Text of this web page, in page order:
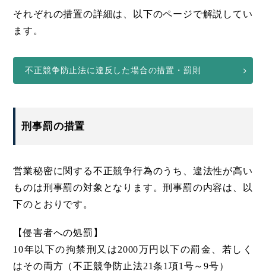
それぞれの措置の詳細は、以下のページで解説してい
ます。
不正競争防止法に違反した場合の措置・罰則
刑事罰の措置
営業秘密に関する不正競争行為のうち、違法性が高い
ものは刑事罰の対象となります。刑事罰の内容は、以
下のとおりです。
【侵害者への処罰】
10年以下の拘禁刑又は2000万円以下の罰金、若しく
はその両方（不正競争防止法21条1項1号～9号）